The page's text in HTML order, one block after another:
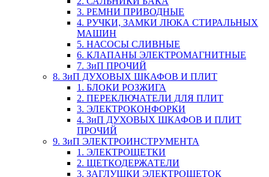
3. РЕМНИ ПРИВОДНЫЕ
4. РУЧКИ, ЗАМКИ ЛЮКА СТИРАЛЬНЫХ
МАШИН
5. НАСОСЫ СЛИВНЫЕ
6. КЛАПАНЫ ЭЛЕКТРОМАГНИТНЫЕ
7. ЗиП ПРОЧИЙ
8. ЗиП ДУХОВЫХ ШКАФОВ И ПЛИТ
1. БЛОКИ РОЗЖИГА
2. ПЕРЕКЛЮЧАТЕЛИ ДЛЯ ПЛИТ
3. ЭЛЕКТРОКОНФОРКИ
4. ЗиП ДУХОВЫХ ШКАФОВ И ПЛИТ
ПРОЧИЙ
9. ЗиП ЭЛЕКТРОИНСТРУМЕНТА
1. ЭЛЕКТРОЩЕТКИ
2. ЩЕТКОДЕРЖАТЕЛИ
3. ЗАГЛУШКИ ЭЛЕКТРОЩЕТОК